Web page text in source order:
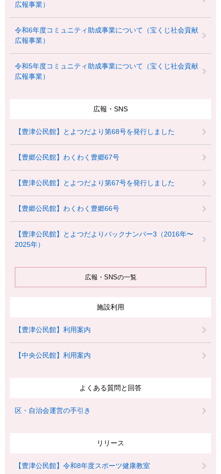
広報事業）
令和6年度コミュニティ助成事業について（宝くじ社会貢献
広報事業）
令和5年度コミュニティ助成事業について（宝くじ社会貢献
広報事業）
広報・SNS
【豊津公民館】とよつだより第68号を発行しました
【豊郷公民館】わくわく豊郷67号
【豊津公民館】とよつだより第67号を発行しました
【豊郷公民館】わくわく豊郷66号
【豊津公民館】とよつだよりバックナンバー3（2016年〜
2025年）
広報・SNSの一覧
施設利用
【豊津公民館】利用案内
【中央公民館】利用案内
よくある質問と回答
区・自治会運営の手引き
リリース
【豊津公民館】令和8年度スポーツ健康教室